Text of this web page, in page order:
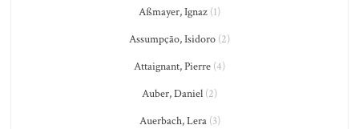
Aßmayer, Ignaz (1)
Assumpção, Isidoro (2)
Attaignant, Pierre (4)
Auber, Daniel (2)
Auerbach, Lera(3)